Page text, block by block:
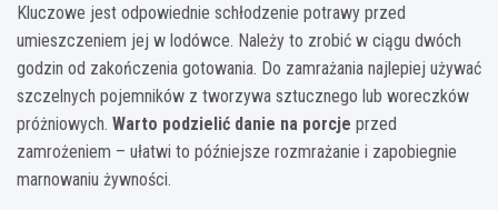
Kluczowe jest odpowiednie schłodzenie potrawy przed
umieszczeniem jej w lodówce. Należy to zrobić w ciągu dwóch
godzin od zakończenia gotowania. Do zamrażania najlepiej używać
szczelnych pojemników z tworzywa sztucznego lub woreczków
próżniowych. Warto podzielić danie na porcje przed
zamrożeniem – ułatwi to późniejsze rozmrażanie i zapobiegnie
marnowaniu żywności.